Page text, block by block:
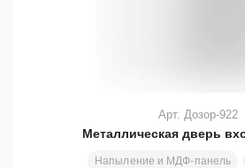
Металлическая дверь
Напыление и МДФ-панель
Арт. Дозор-922